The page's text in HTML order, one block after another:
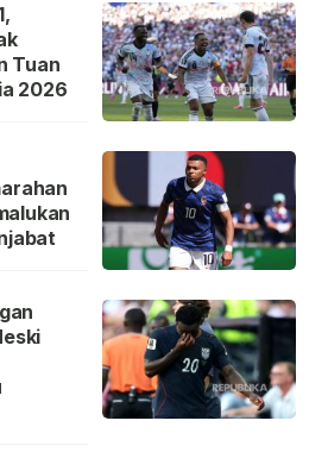
Tuan
2026